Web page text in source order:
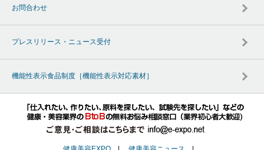
お問合わせ
プレスリリース・ニュース受付
機能性表示食品制度［機能性表示対応素材］